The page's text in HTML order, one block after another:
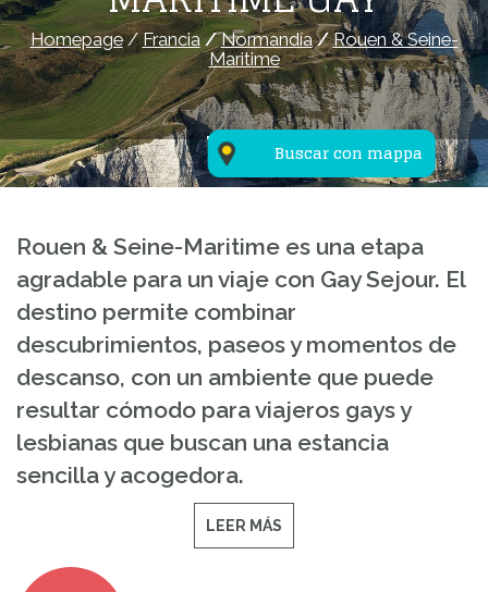
Buscar con mappa
Homepage/Francia/Normandía/Rouen & Seine-
Maritime
Rouen & Seine-Maritime es una etapa
agradable para un viaje con Gay Sejour. El
destino permite combinar
descubrimientos, paseos y momentos de
descanso, con un ambiente que puede
resultar cómodo para viajeros gays y
lesbianas que buscan una estancia
sencilla y acogedora.
LEER MÁS